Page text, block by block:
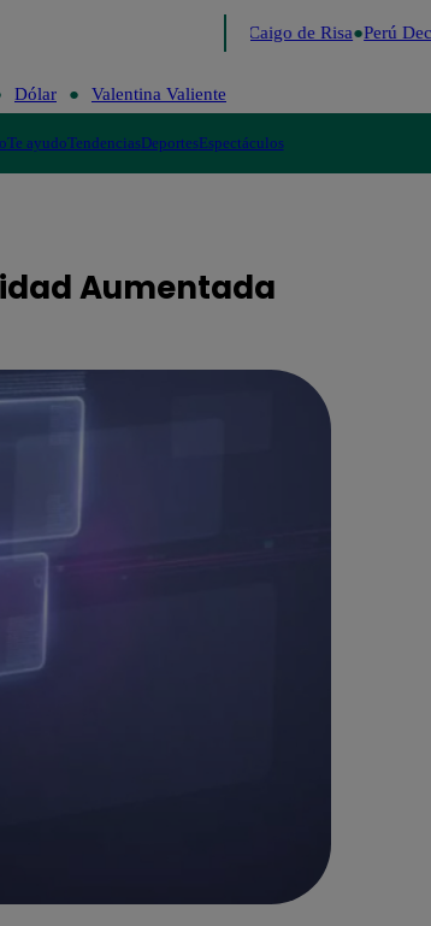
Me Caigo de Risa Perú
Dólar Valentina Valiente
Te ayudoTendenciasDeportesEspectáculos
Aumentada